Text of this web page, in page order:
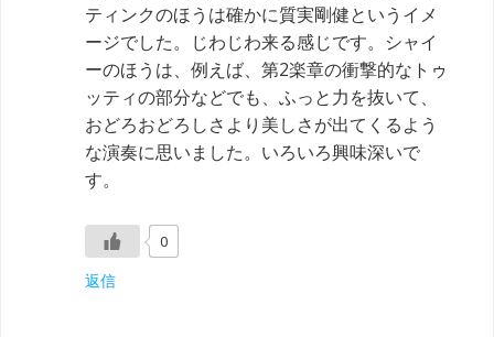
ティンクのほうは確かに質実剛健というイメ
ージでした。じわじわ来る感じです。シャイ
ーのほうは、例えば、第2楽章の衝撃的なトゥ
ッティの部分などでも、ふっと力を抜いて、
おどろおどろしさより美しさが出てくるよう
な演奏に思いました。いろいろ興味深いで
す。
0
返信